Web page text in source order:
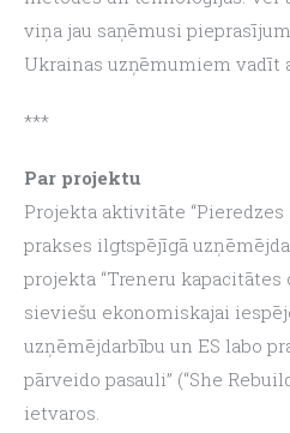
viņa jau saņēmusi
Ukrainas uzņēmumiem vadīt
***
Par projektu
Projekta aktivitāte “Pieredzes
prakses ilgtspējīgā
projekta “Treneru kapacitātes
sieviešu ekonomiskajai
uzņēmējdarbību un ES labo
pārveido pasauli” (“She
ietvaros.